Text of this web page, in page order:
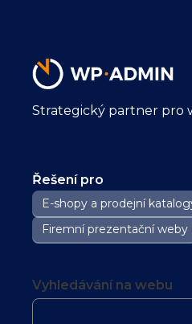
Strategický partner pro
Řešení pro
E-shopy a prodejní
Firemní prezentační weby
Vyhledávání na webu